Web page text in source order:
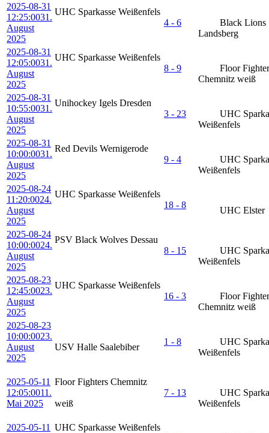
2025-08-31
12:25:0031.
August
2025
UHC Sparkasse Weißenfels
4 - 6
Black Lions
Landsberg
2025-08-31
12:05:0031.
August
2025
UHC Sparkasse Weißenfels
8 - 9
Floor
Chemnitz weiß
2025-08-31
10:55:0031.
August
2025
Unihockey Igels Dresden
3 - 23
UHC
Weißenfels
2025-08-31
10:00:0031.
August
2025
Red Devils Wernigerode
9 - 4
UHC
Weißenfels
2025-08-24
11:20:0024.
August
2025
UHC Sparkasse Weißenfels
18 - 8
UHC Elster
2025-08-24
10:00:0024.
August
2025
PSV Black Wolves Dessau
8 - 15
UHC
Weißenfels
2025-08-23
12:45:0023.
August
2025
UHC Sparkasse Weißenfels
16 - 3
Floor
Chemnitz weiß
2025-08-23
10:00:0023.
August
2025
USV Halle Saalebiber
1 - 8
UHC
Weißenfels
2025-05-11
12:05:0011.
Mai 2025
Floor Fighters Chemnitz
weiß
7 - 13
UHC
Weißenfels
2025-05-11 UHC Sparkasse Weißenfels